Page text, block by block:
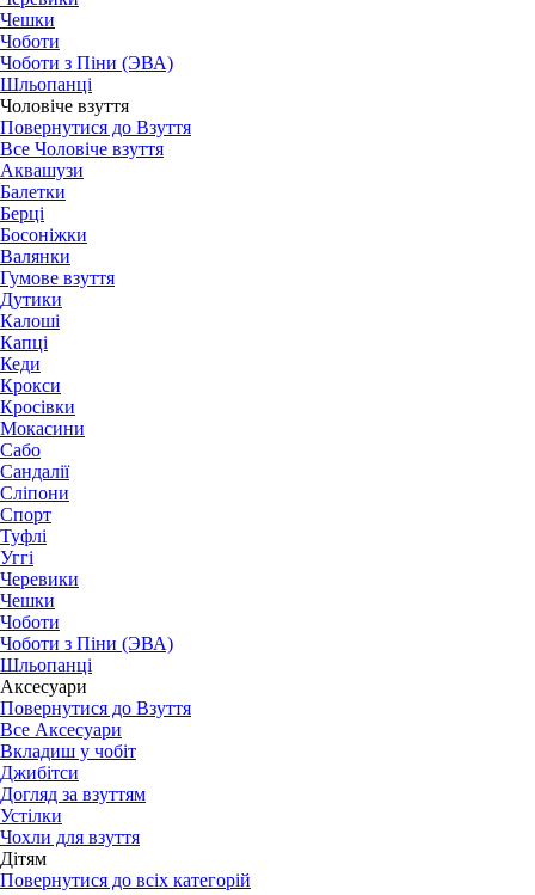
Чешки
Чоботи
Чоботи з Піни (ЭВА)
Шльопанці
Чоловіче взуття
Повернутися до Взуття
Все Чоловіче взуття
Аквашузи
Балетки
Берці
Босоніжки
Валянки
Гумове взуття
Дутики
Калоші
Капці
Кеди
Крокси
Кросівки
Мокасини
Сабо
Сандалії
Сліпони
Спорт
Туфлі
Уггі
Черевики
Чешки
Чоботи
Чоботи з Піни (ЭВА)
Шльопанці
Аксесуари
Повернутися до Взуття
Все Аксесуари
Вкладиш у чобіт
Джибітси
Догляд за взуттям
Устілки
Чохли для взуття
Дітям
Повернутися до всіх категорій